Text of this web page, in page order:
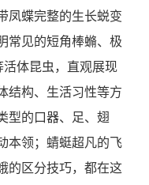
凤蝶完整的生长蜕变
常见的短角棒䗛、极
活体昆虫，直观展现
结构、生活习性等方
型的口器、足、翅
本领；蜻蜓超凡的飞
的区分技巧，都在这